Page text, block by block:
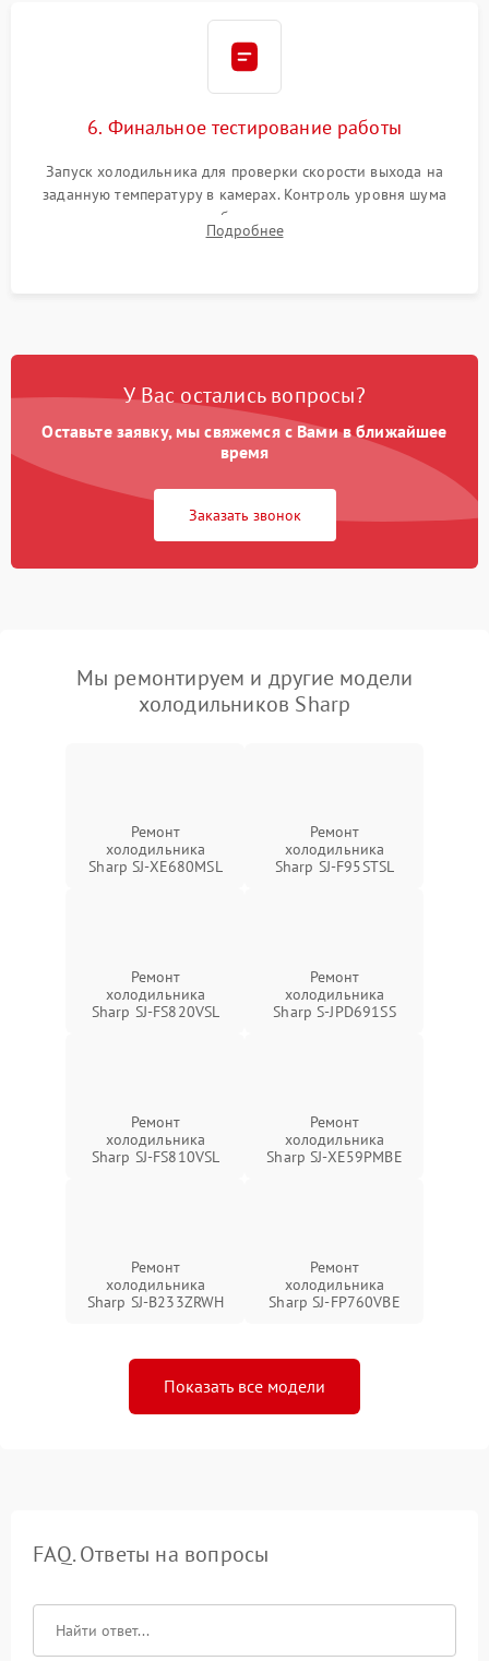
6. Финальное тестирование работы
Запуск холодильника для проверки скорости выхода на
заданную температуру в камерах. Контроль уровня шума
компрессора, отсутствия обмерзания стенок и корректного
срабатывания системы автоматической оттайки.
Подробнее
У Вас остались вопросы?
Оставьте заявку, мы свяжемся с Вами в ближайшее
время
Заказать звонок
Мы ремонтируем и другие модели
холодильников Sharp
Ремонт
холодильника
Sharp SJ-XE680MSL
Ремонт
холодильника
Sharp SJ-F95STSL
Ремонт
холодильника
Sharp SJ-FS820VSL
Ремонт
холодильника
Sharp S-JPD691SS
Ремонт
холодильника
Sharp SJ-FS810VSL
Ремонт
холодильника
Sharp SJ-XE59PMBE
Ремонт
холодильника
Sharp SJ-B233ZRWH
Ремонт
холодильника
Sharp SJ-FP760VBE
Показать все модели
FAQ. Ответы на вопросы